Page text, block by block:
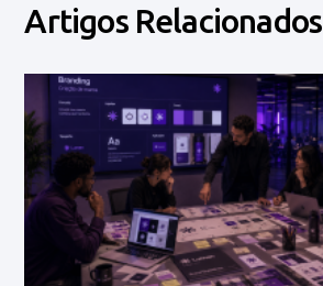
Artigos Relacionados